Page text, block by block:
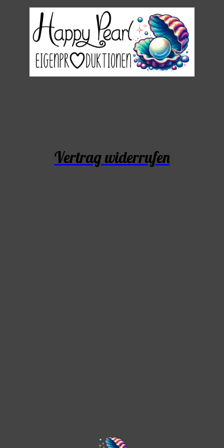
Vertrag widerrufen